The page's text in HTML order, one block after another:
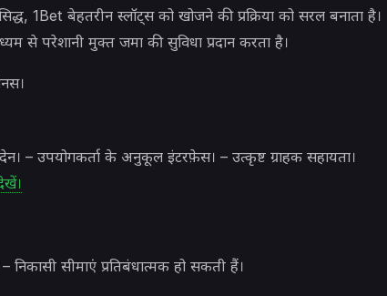
1Bet बेहतरीन स्लॉट्स को खोजने की प्रक्रिया को सरल बनाता है।
से परेशानी मुक्त जमा की सुविधा प्रदान करता है।
– उपयोगकर्ता के अनुकूल इंटरफ़ेस। – उत्कृष्ट ग्राहक सहायता।
निकासी सीमाएं प्रतिबंधात्मक हो सकती हैं।